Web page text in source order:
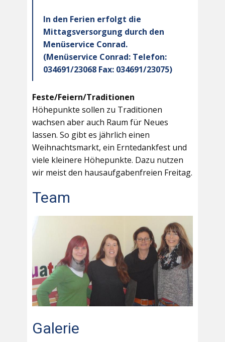
In den Ferien erfolgt die
Mittagsversorgung durch den
Menüservice Conrad.
(Menüservice Conrad: Telefon:
034691/23068 Fax: 034691/23075)
Feste/Feiern/Traditionen
Höhepunkte sollen zu Traditionen
wachsen aber auch Raum für Neues
lassen. So gibt es jährlich einen
Weihnachtsmarkt, ein Erntedankfest und
viele kleinere Höhepunkte. Dazu nutzen
wir meist den hausaufgabenfreien Freitag.
Team
Galerie